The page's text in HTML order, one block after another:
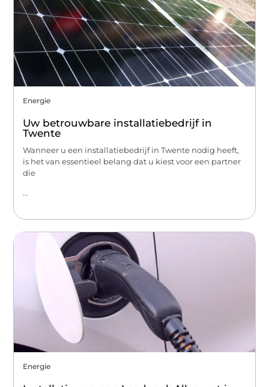
Energie
Uw betrouwbare installatiebedrijf in
Twente
Wanneer u een installatiebedrijf in Twente nodig heeft,
is het van essentieel belang dat u kiest voor een partner
die
...
Energie